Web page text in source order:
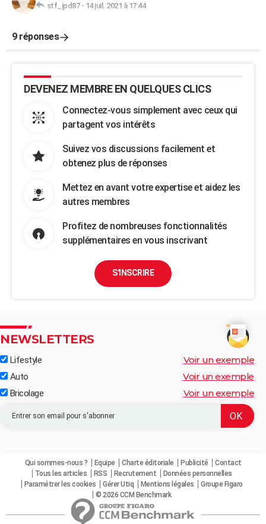
stf_jpd87- 14 juil. 2021 à 17:44
9 réponses
DEVENEZ MEMBRE EN QUELQUES CLICS
Connectez-vous simplement avec ceux qui
partagent vos intérêts
Suivez vos discussions facilement et
obtenez plus de réponses
Mettez en avant votre expertise et aidez les
autres membres
Profitez de nombreuses fonctionnalités
supplémentaires en vous inscrivant
S'INSCRIRE
NEWSLETTERS
Lifestyle Voir un exemple
Auto Voir un exemple
Bricolage Voir un exemple
Qui sommes-nous ? Equipe Charte éditoriale Publicité
Contact
Tous les articles
RSS Recrutement
Données personnelles
Paramétrer les cookies
Gérer Utiq Mentions légales
Groupe Figaro
© 2026 CCM Benchmark